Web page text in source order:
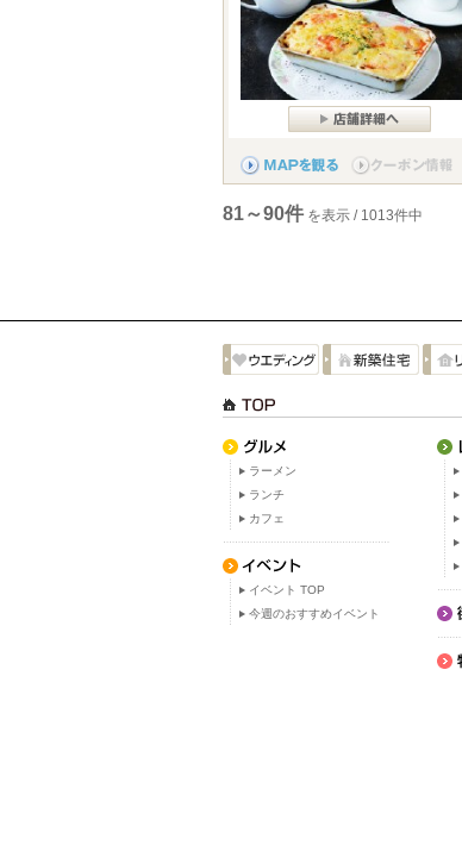
81～90件 を表示 / 1013件中
ラーメン
ランチ
カフェ
イベント TOP
今週のおすすめイベント